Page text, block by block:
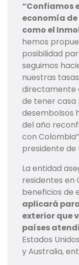
“Confiamos
economía
como el
hemos
posibilidad
seguimos
nuestras
directamente
de tener casa
desembolsos
del año
con
presidente de
La entidad
residentes en
beneficios de
aplicará
exterior que
países
Estados
y Australia,